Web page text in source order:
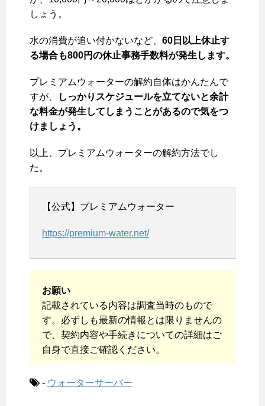
しょう。
水の消費が追い付かないなど、 60日以上休止す
る場合も800円の休止事務手数料が発生します。
プレミアムウォーターの解約自体はかんたんで
すが、
しっかりスケジュールを立てないと余計
な料金が発生してしまうことがあるので気をつ
けましょう。
以上、プレミアムウォーターの解約方法でし
た。
【公式】プレミアムウォーター
https://premium-water.net/
お願い
記載されている内容は調査当時のもので
す。必ずしも最新の情報とは限りませんの
で、契約内容や手続きについての詳細はご
自身で直接ご確認ください。
- ウォーターサーバー